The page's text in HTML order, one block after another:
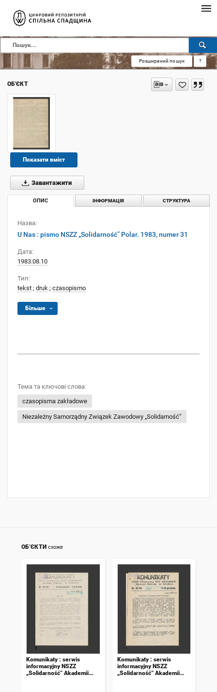
Розширений пошук ?
ОБ'ЄКТ
Показати вміст
Завантажити
ОПИС ІНФОРМАЦІЯ СТРУКТУРА
Назва:
U Nas : pismo NSZZ „Solidarność” Polar. 1983, numer 31
Дата:
1983.08.10
Тип:
tekst ; druk ; czasopismo
Більше
Тема та ключові слова:
czasopisma zakładowe
Niezależny Samorządny Związek Zawodowy „Solidarność”
ОБ’ЄКТИ схоже
Komunikaty : serwis
informacyjny NSZZ
„Solidarność” Akademii
Komunikaty : serwis
informacyjny NSZZ
„Solidarność” Akademii